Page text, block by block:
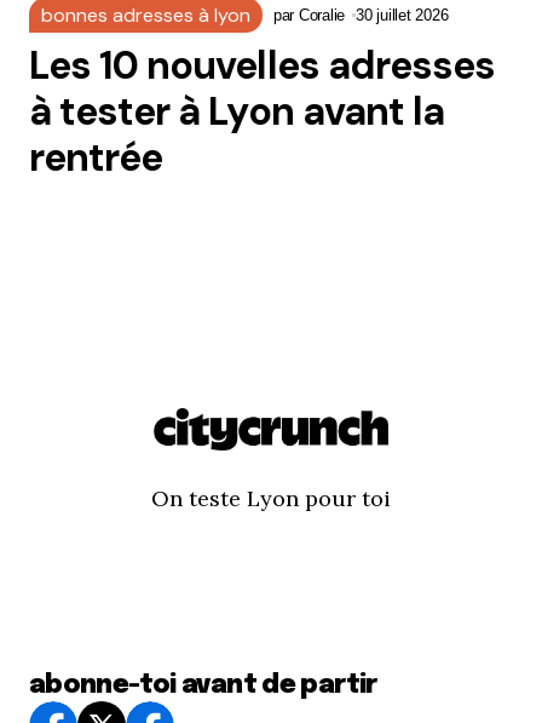
bonnes adresses à lyon par Coralie 30 juillet 2026
Les 10 nouvelles adresses
à tester à Lyon avant la
rentrée
On teste Lyon pour toi
abonne-toi avant de partir